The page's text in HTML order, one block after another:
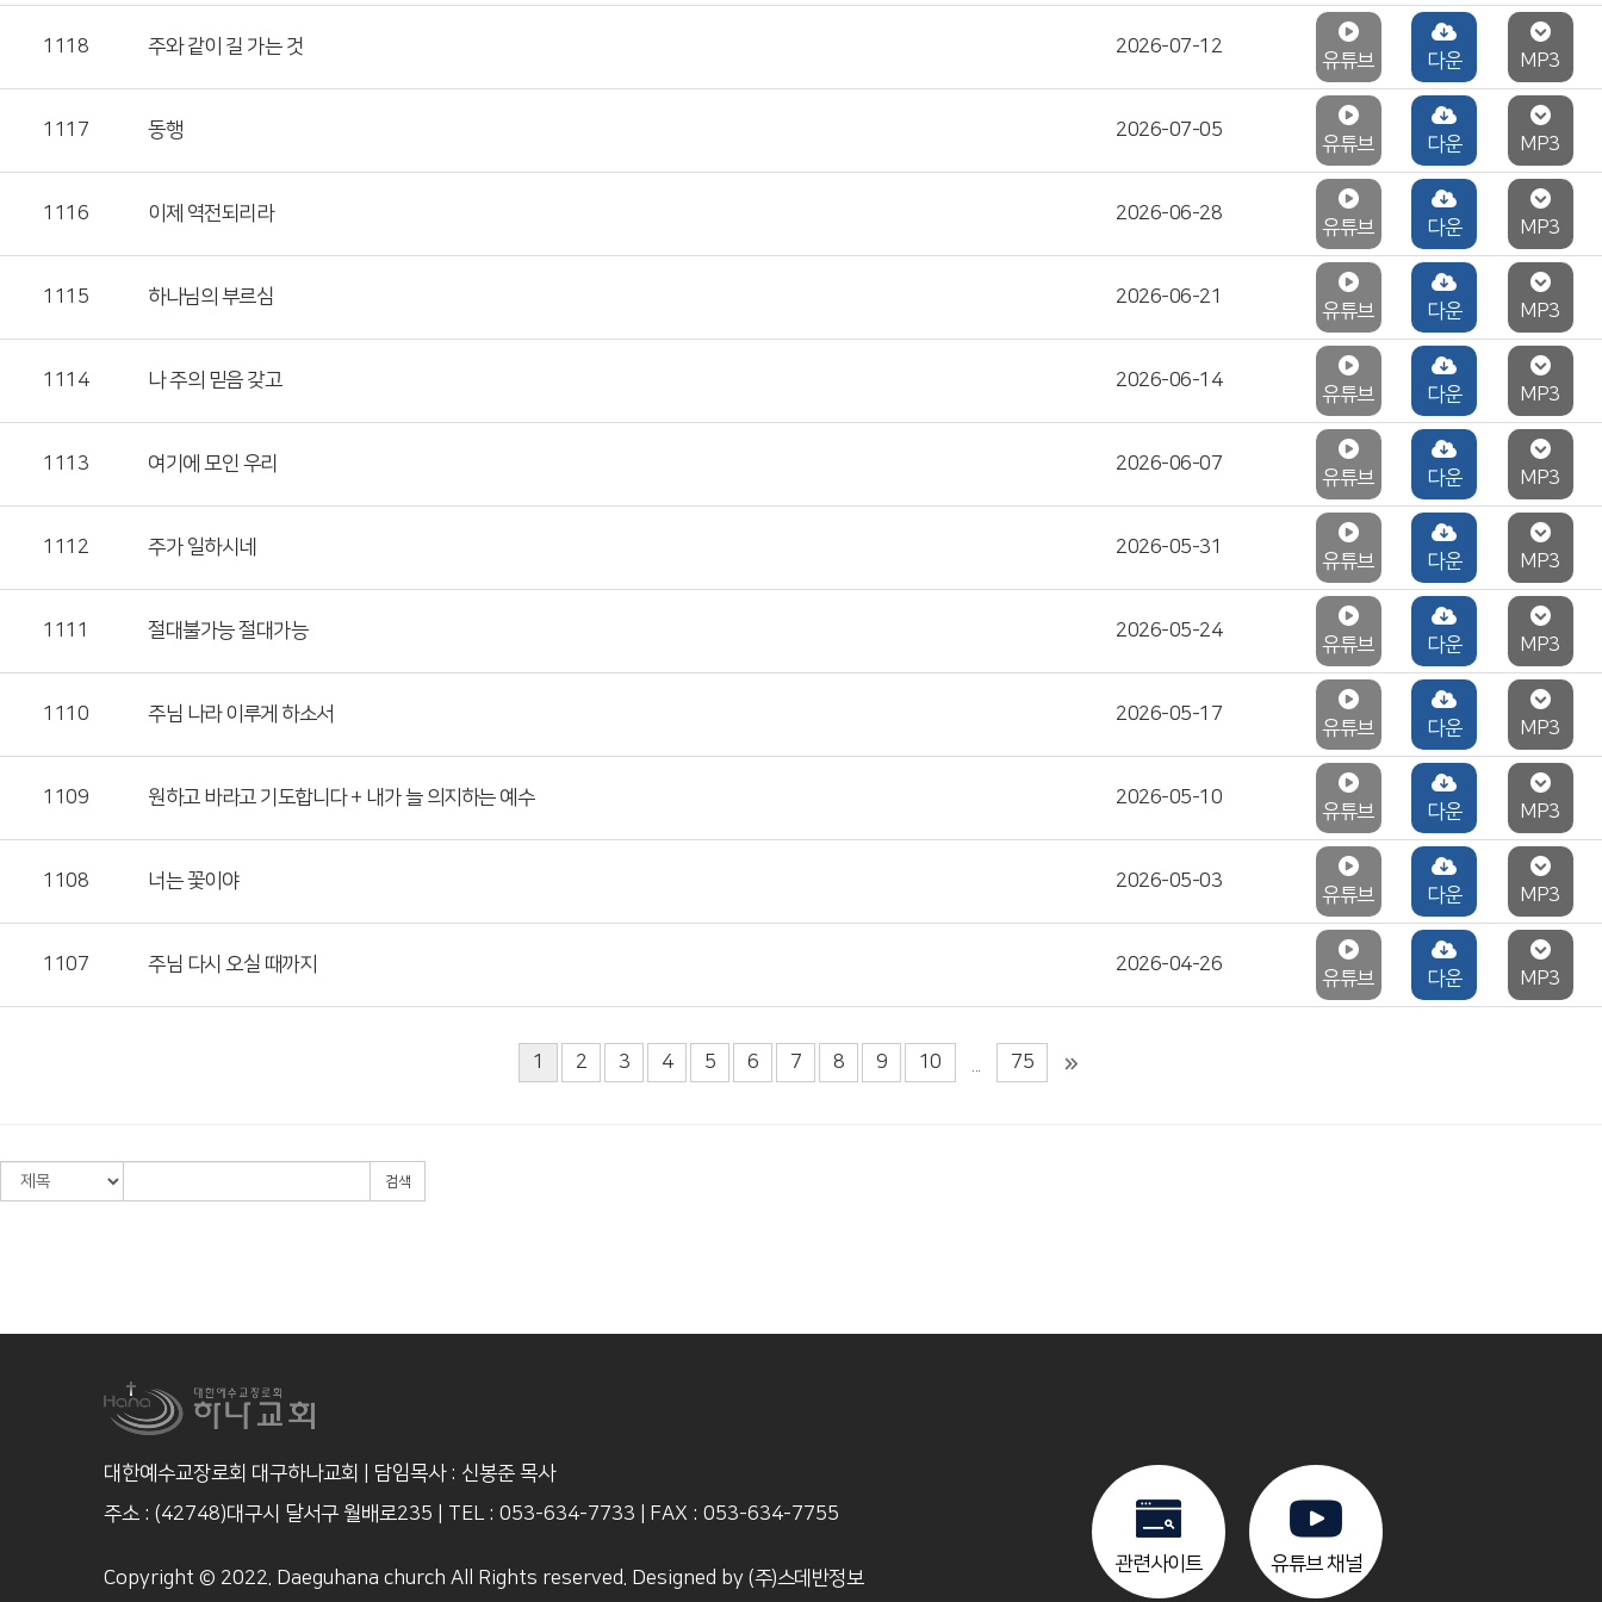
1118 주와 같이 길 가는 것 2026-07-12
유튜브 다운 MP3
1117 동행 2026-07-05
유튜브 다운 MP3
1116 이제 역전되리라 2026-06-28
유튜브 다운 MP3
1115 하나님의 부르심 2026-06-21
유튜브 다운 MP3
1114 나 주의 믿음 갖고 2026-06-14
유튜브 다운 MP3
1113 여기에 모인 우리 2026-06-07
유튜브 다운 MP3
1112 주가 일하시네 2026-05-31
유튜브 다운 MP3
1111 절대불가능 절대가능 2026-05-24
유튜브 다운 MP3
1110 주님 나라 이루게 하소서 2026-05-17
유튜브 다운 MP3
1109 원하고 바라고 기도합니다 + 내가 늘 의지하는 예수 2026-05-10
유튜브 다운 MP3
1108 너는 꽃이야 2026-05-03
유튜브 다운 MP3
1107 주님 다시 오실 때까지 2026-04-26
유튜브 다운 MP3
1 2 3 4 5 6 7 8 9 10 75
검색
대한예수교장로회 대구하나교회 | 담임목사 : 신봉준 목사
주소 : (42748)대구시 달서구 월배로235
TEL : 053-634-7733 FAX : 053-634-7755
Copyright © 2022. Daeguhana church All Rights reserved. Designed by (주)스데반정보
관련사이트 유튜브 채널